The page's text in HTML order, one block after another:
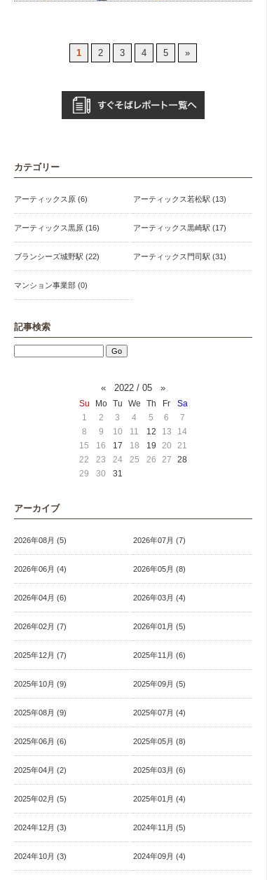
1 2 3 4 5 »
カテゴリー
アーティックス原 (6) アーティックス若松駅 (13)
アーティックス黒原 (16) アーティックス黒崎駅 (17)
ブランシーズ城野駅 (22) アーティックス門司駅 (31)
マンション事業部 (0)
記事検索
« 2022 / 05 »
Su Mo Tu We Th Fr
Sa
1
2 3 4 5 6
7
8
9 10 11 12 13
14
15
16 17 18 19 20
21
22
23 24 25 26 27
28
29
30 31
アーカイブ
2026年08月 (5) 2026年07月 (7)
2026年06月 (4) 2026年05月 (8)
2026年04月 (6) 2026年03月 (4)
2026年02月 (7) 2026年01月 (5)
2025年12月 (7) 2025年11月 (6)
2025年10月 (9) 2025年09月 (5)
2025年08月 (9) 2025年07月 (4)
2025年06月 (6) 2025年05月 (8)
2025年04月 (2) 2025年03月 (6)
2025年02月 (5) 2025年01月 (4)
2024年12月 (3) 2024年11月 (5)
2024年10月 (3) 2024年09月 (4)